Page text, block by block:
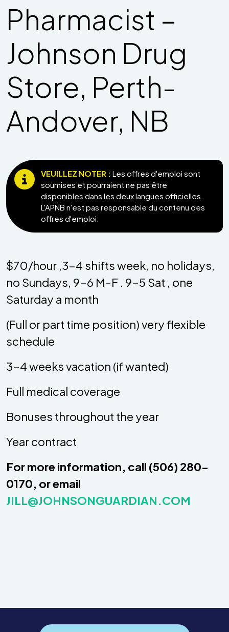
Pharmacist –
Johnson Drug
Store, Perth-
Andover, NB
VEUILLEZ NOTER : Les offres d'emploi sont
soumises et pourraient ne pas être
disponibles dans les deux langues officielles.
L'APNB n'est pas responsable du contenu des
offres d'emploi.
$70/hour ,3-4 shifts week, no holidays,
no Sundays, 9-6 M-F . 9-5 Sat , one
Saturday a month
(Full or part time position) very flexible
schedule
3-4 weeks vacation (if wanted)
Full medical coverage
Bonuses throughout the year
Year contract
For more information, call (506) 280-
0170, or email
JILL@JOHNSONGUARDIAN.COM